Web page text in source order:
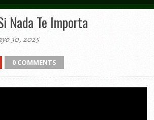
Nada Te Importa
30, 2025
0 COMMENTS